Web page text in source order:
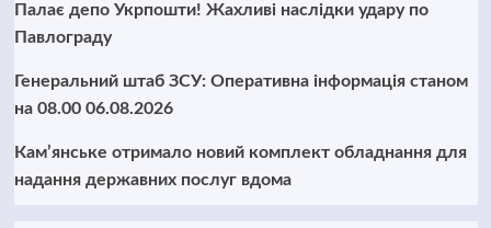
Палає депо Укрпошти! Жахливі наслідки удару по
Павлограду
Генеральний штаб ЗСУ: Оперативна інформація станом
на 08.00 06.08.2026
Кам’янське отримало новий комплект обладнання для
надання державних послуг вдома